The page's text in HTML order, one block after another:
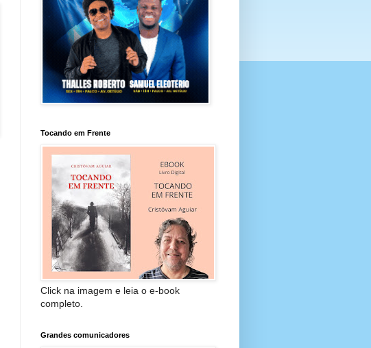
Tocando em Frente
Click na imagem e leia o e-book
completo.
Grandes comunicadores